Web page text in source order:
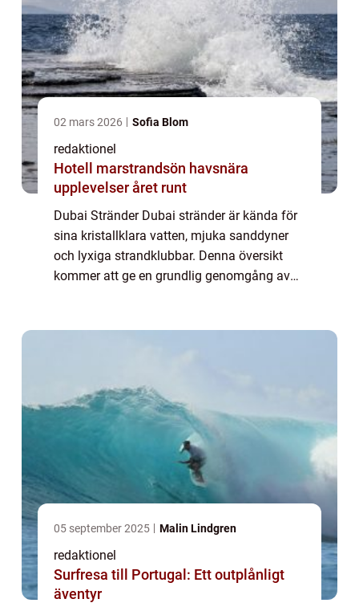
02 mars 2026 Sofia Blom
redaktionel
Hotell marstrandsön havsnära
upplevelser året runt
Dubai Stränder Dubai stränder är kända för
sina kristallklara vatten, mjuka sanddyner
och lyxiga strandklubbar. Denna översikt
kommer att ge en grundlig genomgång av
05 september 2025 Malin Lindgren
redaktionel
Surfresa till Portugal: Ett outplånligt
äventyr